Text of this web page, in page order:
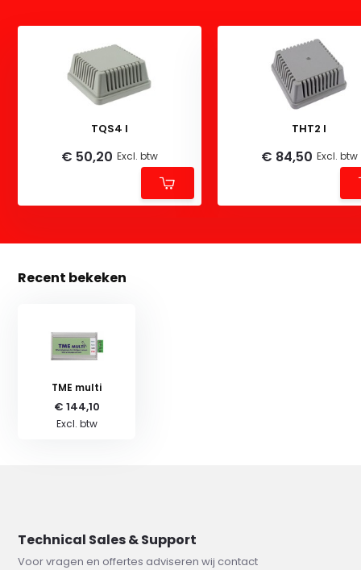
TQS4 I
€ 50,20 Excl. btw
THT2 I
€ 84,50 Excl. btw
Recent bekeken
TME multi
€ 144,10
Excl. btw
Technical Sales & Support
Voor vragen en offertes adviseren wij contact